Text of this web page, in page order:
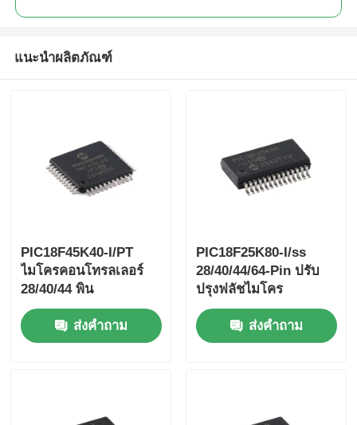
แนะนำผลิตภัณฑ์
PIC18F45K40-I/PT
ไมโครคอนโทรลเลอร์
28/40/44 พิน
ประสิทธิภาพสูง ใช้
พลังงานต่ำ พร้อม
เทคโนโลยี XLP
ส่งคำถาม
PIC18F25K80-I/ss
28/40/44/64-Pin ปรับ
ปรุงฟลัชไมโคร
คอนโทรลเลอร์ด้วย
เทคโนโลยี ECANTM
XLP
ส่งคำถาม